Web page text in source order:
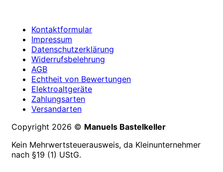
Kontaktformular
Impressum
Datenschutzerklärung
Widerrufsbelehrung
AGB
Echtheit von Bewertungen
Elektroaltgeräte
Zahlungsarten
Versandarten
Copyright 2026 © Manuels Bastelkeller
Kein Mehrwertsteuerausweis, da Kleinunternehmer
nach §19 (1) UStG.